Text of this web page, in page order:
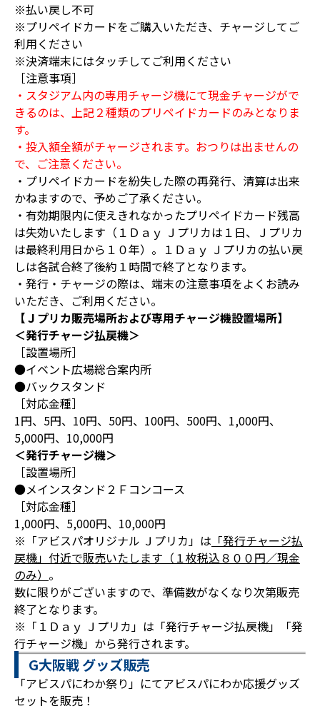
※払い戻し不可
※プリペイドカードをご購入いただき、チャージしてご
利用ください
※決済端末にはタッチしてご利用ください
［注意事項］
・スタジアム内の専用チャージ機にて現金チャージがで
きるのは、上記２種類のプリペイドカードのみとなりま
す。
・投入額全額がチャージされます。おつりは出ませんの
で、ご注意ください。
・プリペイドカードを紛失した際の再発行、清算は出来
かねますので、予めご了承ください。
・有効期限内に使えきれなかったプリペイドカード残高
は失効いたします（１Ｄａｙ Ｊプリカは１日、Ｊプリカ
は最終利用日から１０年）。１Ｄａｙ Ｊプリカの払い戻
しは各試合終了後約１時間で終了となります。
・発行・チャージの際は、端末の注意事項をよくお読み
いただき、ご利用ください。
【Ｊプリカ販売場所および専用チャージ機設置場所】
＜発行チャージ払戻機＞
［設置場所］
●イベント広場総合案内所
●バックスタンド
［対応金種］
1円、5円、10円、50円、100円、500円、1,000円、
5,000円、10,000円
＜発行チャージ機＞
［設置場所］
●メインスタンド２Ｆコンコース
［対応金種］
1,000円、5,000円、10,000円
※「アビスパオリジナル Ｊプリカ」は 「発行チャージ払
戻機」付近で販売いたします（１枚税込８００円／現金
のみ） 。
数に限りがございますので、準備数がなくなり次第販売
終了となります。
※「１Ｄａｙ Ｊプリカ」は「発行チャージ払戻機」「発
行チャージ機」から発行されます。
G大阪戦 グッズ販売
「アビスパにわか祭り」にてアビスパにわか応援グッズ
セットを販売！